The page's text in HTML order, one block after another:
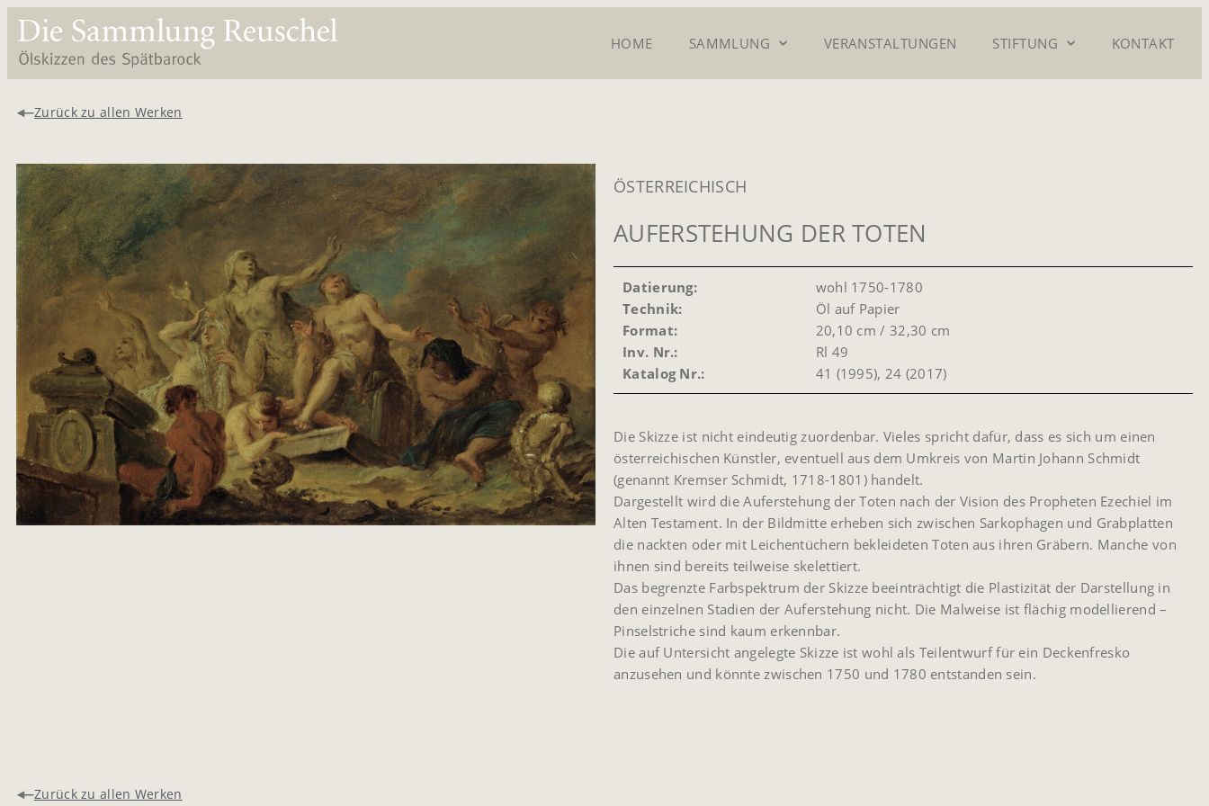
HOME SAMMLUNG VERANSTALTUNGEN STIFTUNG KONTAKT
Zurück zu allen Werken
ÖSTERREICHISCH
AUFERSTEHUNG DER TOTEN
Datierung:
Technik:
Format:
Inv. Nr.:
Katalog Nr.:
wohl 1750-1780
Öl auf Papier
20,10 cm / 32,30 cm
Rl 49
41 (1995), 24 (2017)
Die Skizze ist nicht eindeutig zuordenbar. Vieles spricht dafür, dass es sich um einen
österreichischen Künstler, eventuell aus dem Umkreis von Martin Johann Schmidt
(genannt Kremser Schmidt, 1718-1801) handelt.
Dargestellt wird die Auferstehung der Toten nach der Vision des Propheten Ezechiel im
Alten Testament. In der Bildmitte erheben sich zwischen Sarkophagen und Grabplatten
die nackten oder mit Leichentüchern bekleideten Toten aus ihren Gräbern. Manche von
ihnen sind bereits teilweise skelettiert.
Das begrenzte Farbspektrum der Skizze beeinträchtigt die Plastizität der Darstellung in
den einzelnen Stadien der Auferstehung nicht. Die Malweise ist flächig modellierend –
Pinselstriche sind kaum erkennbar.
Die auf Untersicht angelegte Skizze ist wohl als Teilentwurf für ein Deckenfresko
anzusehen und könnte zwischen 1750 und 1780 entstanden sein.
Zurück zu allen Werken